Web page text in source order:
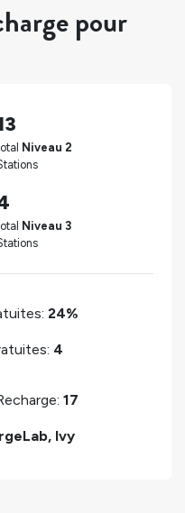
pour
Niveau 2
Niveau 3
24%
4
17
Ivy